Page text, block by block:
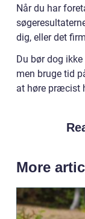
Når du har
dig, eller det
Du bør dog
men bruge tid
at høre præcist
More